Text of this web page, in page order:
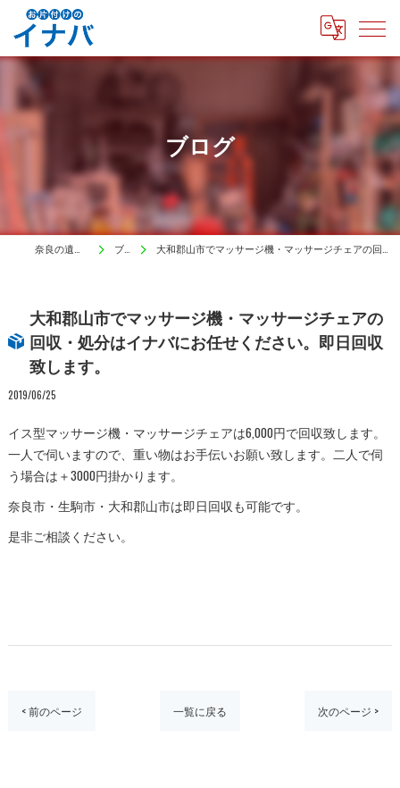
ブログ
ブログ 大和郡山市でマッサージ機・マッサージチェアの回収・処分はイナバにお任せください。即日回収致します。
大和郡山市でマッサージ機・マッサージチェアの
回収・処分はイナバにお任せください。即日回収
致します。
2019/06/25
イス型マッサージ機・マッサージチェアは6,000円で回収致します。
一人で伺いますので、重い物はお手伝いお願い致します。二人で伺
う場合は＋3000円掛かります。
奈良市・生駒市・大和郡山市は即日回収も可能です。
是非ご相談ください。
< 前のページ 一覧に戻る 次のページ >